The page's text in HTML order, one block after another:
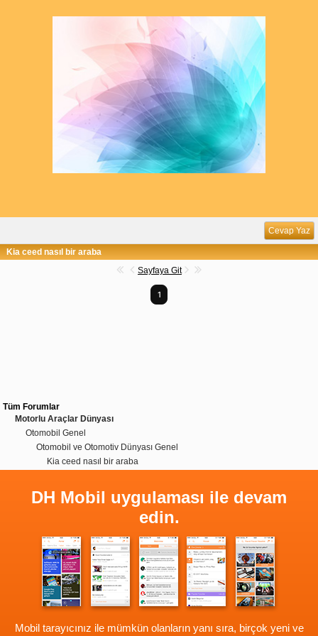
Cevap Yaz
Kia ceed nasıl bir araba
Sayfaya Git
1
Tüm Forumlar
Motorlu Araçlar Dünyası
Otomobil Genel
Otomobil ve Otomotiv Dünyası Genel
Kia ceed nasıl bir araba
DH Mobil uygulaması ile devam
edin.
Mobil tarayıcınız ile mümkün olanların yanı sıra, birçok yeni ve